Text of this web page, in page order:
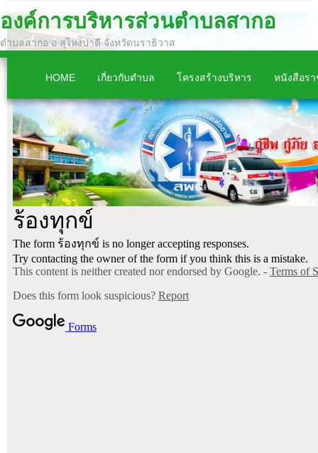
องค์การบริหารส่วนตำบลสากอ
ตำบลสากอ อ.สุไหงปาดี จังหวัดนราธิวาส
HOME เกี่ยวกับตำบล โครงสร้างบริหาร หนังสือร